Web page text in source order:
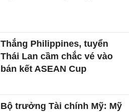
Thắng Philippines, tuyển
Thái Lan cầm chắc vé vào
bán kết ASEAN Cup
Bộ trưởng Tài chính Mỹ: Mỹ